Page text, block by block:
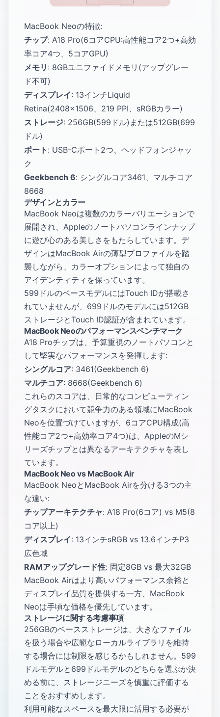
MacBook Neoの特徴:
チップ: A18 Pro(6コアCPU:高性能コア2つ+高効
率コア4つ、5コアGPU)
メモリ : 8GBユニファイドメモリ(アップグレー
ド不可)
ディスプレイ: 13インチLiquid
Retina(2408×1506、219 PPI、sRGBカラー)
ストレージ: 256GB(599ドル)または512GB(699
ドル)
ポート : USB-Cポート2つ、ヘッドフォンジャッ
ク
Geekbench 6: シングルコア3461、マルチコア
8668
デザインとカラー
MacBook Neoは複数のカラーバリエーションで
展開され、Appleのノートパソコンラインナップ
に遊び心のある美しさをもたらしています。デ
ザインはMacBook Airの薄型プロファイルを踏
襲しながら、カラーオプションによって独自の
アイデンティティを保っています。
599ドルのベースモデルにはTouch IDが搭載さ
れていませんが、699ドルのモデルには512GB
ストレージとTouch ID認証が含まれています。
MacBook Neoのパフォーマンスベンチマーク
A18 Proチップは、予算重視のノートパソコンと
して堅実なパフォーマンスを発揮します:
シングルコア: 3461(Geekbench 6)
マルチコア: 8668(Geekbench 6)
これらのスコアは、日常的なコンピューティン
グタスクにおいて競争力のある領域にMacBook
Neoを位置づけていますが、6コアCPU構成(高
性能コア2つ+高効率コア4つ)は、AppleのMシ
リーズチップとは異なるアーキテクチャを表し
ています。
MacBook Neo vs MacBook Air
MacBook NeoとMacBook Airを分ける3つの主
な違い:
チップアーキテクチャ: A18 Pro(6コア) vs M5(8
コア以上)
ディスプレイ: 13インチsRGB vs 13.6インチP3
広色域
RAMアップグレード性: 固定8GB vs 最大32GB
MacBook Airはより高いパフォーマンス余裕と
ディスプレイ品質を提供する一方、MacBook
Neoは手頃な価格を優先しています。
ストレージに関する考慮事項
256GBのベースストレージは、大きなファイル
を扱う場合や広範なローカルライブラリを維持
する場合には制限を感じるかもしれません。599
ドルモデルと699ドルモデルのどちらを選ぶか決
める前に、ストレージニーズを慎重に評価する
ことをおすすめします。
利用可能なスペースを最大限に活用する必要が